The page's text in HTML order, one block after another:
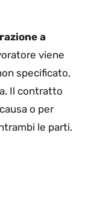
a
viene
specificato,
Il contratto
o per
le parti.